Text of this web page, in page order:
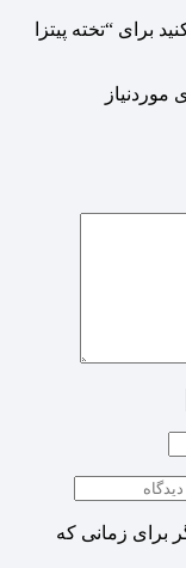
برای “تخته پیتزا
برای زمانی که